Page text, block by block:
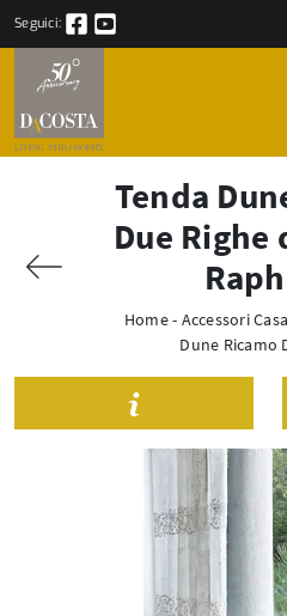
Seguici:
Tenda
Due Righe
Home- Accessori Casa
Dune Ricamo